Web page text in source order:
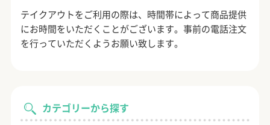
カテゴリーから探す
テイクアウトをご利用の際は、時間帯によって商品提供
にお時間をいただくことがございます。事前の電話注文
を行っていただくようお願い致します。